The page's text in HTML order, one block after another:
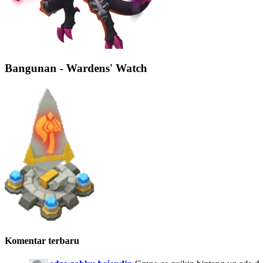
Bangunan - Wardens' Watch
Komentar terbaru